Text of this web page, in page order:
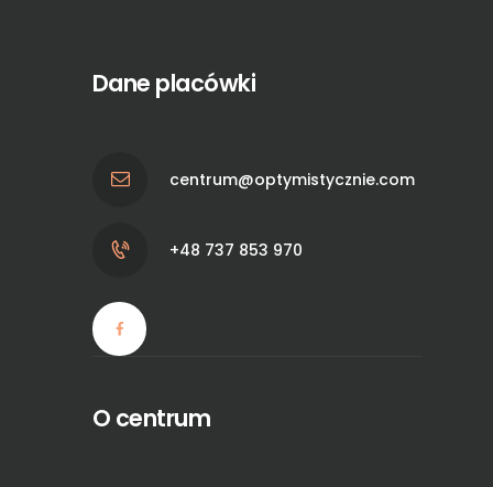
Dane placówki
centrum@optymistycznie.com
+48 737 853 970
O centrum